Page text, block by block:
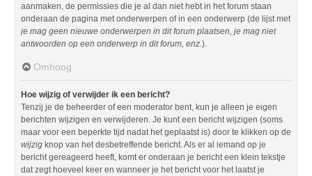
aanmaken, de permissies die je al dan niet hebt in het forum staan
onderaan de pagina met onderwerpen of in een onderwerp (de lijst met
je mag geen nieuwe onderwerpen in dit forum plaatsen, je mag niet
antwoorden op een onderwerp in dit forum, enz.).
Omhoog
Hoe wijzig of verwijder ik een bericht?
Tenzij je de beheerder of een moderator bent, kun je alleen je eigen
berichten wijzigen en verwijderen. Je kunt een bericht wijzigen (soms
maar voor een beperkte tijd nadat het geplaatst is) door te klikken op de
wijzig knop van het desbetreffende bericht. Als er al iemand op je
bericht gereageerd heeft, komt er onderaan je bericht een klein tekstje
dat zegt hoeveel keer en wanneer je het bericht voor het laatst je